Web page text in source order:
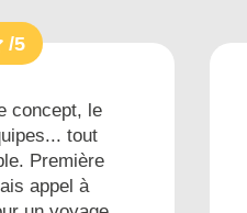
/5
concept, le
tout
Première
appel à